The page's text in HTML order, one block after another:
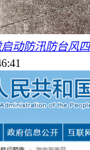
动防汛防台风